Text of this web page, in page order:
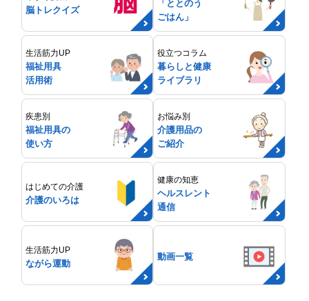
脳トレクイズ
「ととのう
ごはん」
生活筋力UP
福祉用具
活用術
役立つコラム
暮らしと健康
ライブラリ
疾患別
福祉用具の
使い方
お悩み別
介護用品の
ご紹介
はじめての介護
介護のいろは
健康の知恵
ヘルスレント
通信
生活筋力UP
ながら運動
動画一覧